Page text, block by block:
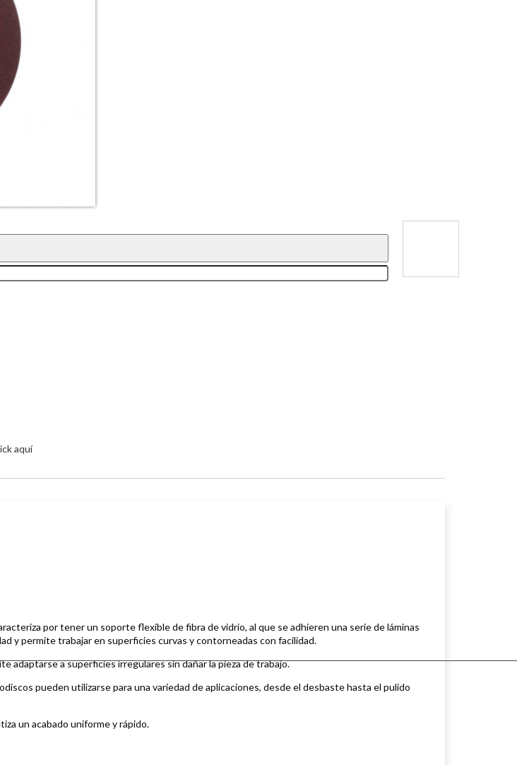
aquí
por tener un soporte flexible de fibra de vidrio, al que se adhieren una serie de láminas
y permite trabajar en superficies curvas y contorneadas con facilidad.
adaptarse a superficies irregulares sin dañar la pieza de trabajo.
pueden utilizarse para una variedad de aplicaciones, desde el desbaste hasta el pulido
un acabado uniforme y rápido.